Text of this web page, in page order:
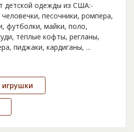
детской одежды из США:-
песочники, ромпера,
футболки, майки, поло,
тёплые кофты, регланы,
пиджаки, кардиганы, ...